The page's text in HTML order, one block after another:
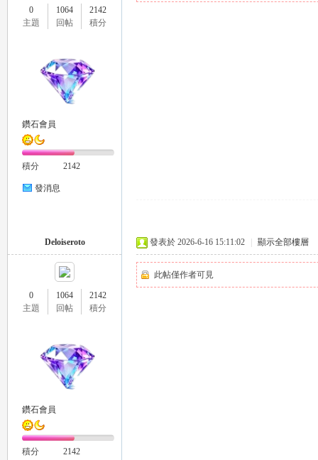
0
主題
1064
回帖
2142
積分
鑽石會員
積分 2142
發消息
Deloiseroto
0
主題
1064
回帖
2142
積分
鑽石會員
積分 2142
發表於 2026-6-16 15:11:02 顯示全部樓層
此帖僅作者可見